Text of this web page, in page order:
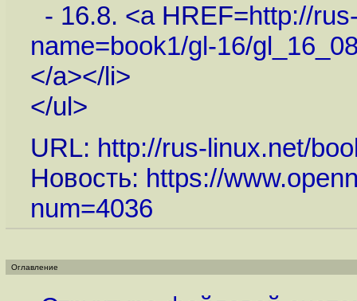
- 16.8. <a HREF=http://
name=book1/gl-16/
</a></li>
</ul>
URL: http://rus-linux.net/
Новость: https://
num=4036
Оглавление